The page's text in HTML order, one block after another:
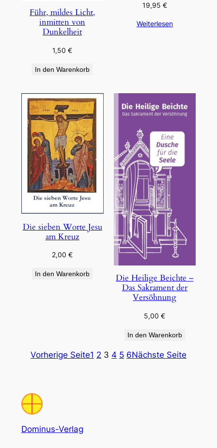
Führ, mildes Licht,
inmitten von
Dunkelheit
1,50€
In den Warenkorb
19,95 €
Weiterlesen
Die sieben Worte Jesu
am Kreuz
2,00€
In den Warenkorb
Die Heilige Beichte –
Das Sakrament der
Versöhnung
5,00€
In den Warenkorb
Vorherige Seite1 2 3 4 5 6Nächste Seite
Dominus-Verlag